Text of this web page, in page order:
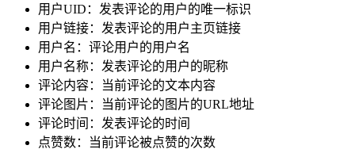
用户UID：发表评论的用户的唯一标识
用户链接：发表评论的用户主页链接
用户名：评论用户的用户名
用户名称：发表评论的用户的昵称
评论内容：当前评论的文本内容
评论图片：当前评论的图片的URL地址
评论时间：发表评论的时间
点赞数：当前评论被点赞的次数